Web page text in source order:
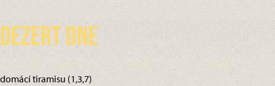
Dezert dne
domácí tiramisu (1,3,7)